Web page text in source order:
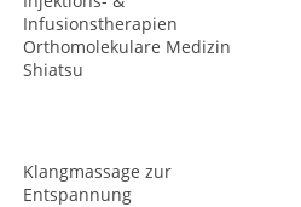
Infusionstherapien
Orthomolekulare Medizin
Shiatsu
Klangmassage zur
Entspannung